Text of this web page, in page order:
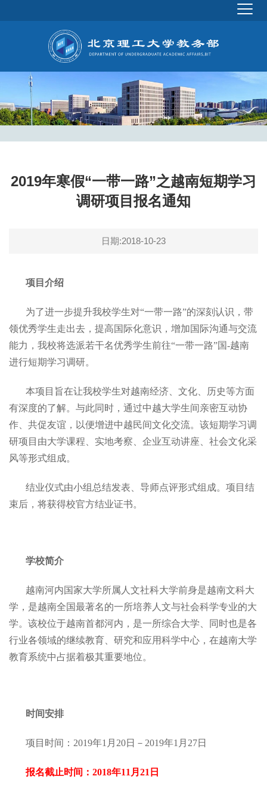
2019年寒假“一带一路”之越南短期学习
调研项目报名通知
日期:2018-10-23
项目介绍
为了进一步提升我校学生对“一带一路”的深刻认识，带
领优秀学生走出去，提高国际化意识，增加国际沟通与交流
能力，我校将选派若干名优秀学生前往“一带一路”国-越南
进行短期学习调研。
本项目旨在让我校学生对越南经济、文化、历史等方面
有深度的了解。与此同时，通过中越大学生间亲密互动协
作、共促友谊，以便增进中越民间文化交流。该短期学习调
研项目由大学课程、实地考察、企业互动讲座、社会文化采
风等形式组成。
结业仪式由小组总结发表、导师点评形式组成。项目结
束后，将获得校官方结业证书。
学校简介
越南河内国家大学所属人文社科大学前身是越南文科大
学，是越南全国最著名的一所培养人文与社会科学专业的大
学。该校位于越南首都河内，是一所综合大学、同时也是各
行业各领域的继续教育、研究和应用科学中心，在越南大学
教育系统中占据着极其重要地位。
时间安排
项目时间：2019年1月20日－2019年1月27日
报名截止时间：2018年11月21日